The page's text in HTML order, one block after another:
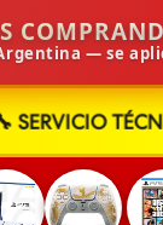
— se
SERVICIO